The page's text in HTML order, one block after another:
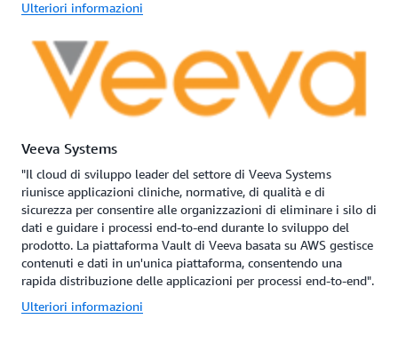
Ulteriori informazioni
Veeva Systems
"Il cloud di sviluppo leader del settore di Veeva Systems
riunisce applicazioni cliniche, normative, di qualità e di
sicurezza per consentire alle organizzazioni di eliminare i silo di
dati e guidare i processi end-to-end durante lo sviluppo del
prodotto. La piattaforma Vault di Veeva basata su AWS gestisce
contenuti e dati in un'unica piattaforma, consentendo una
rapida distribuzione delle applicazioni per processi end-to-end".
Ulteriori informazioni